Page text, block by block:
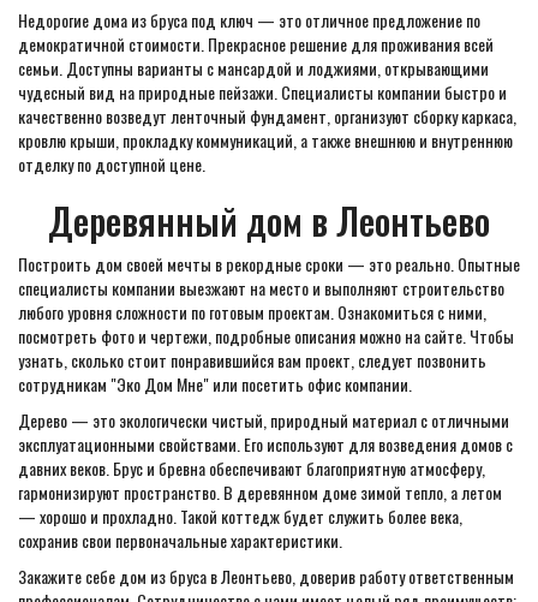
Недорогие дома из бруса под ключ — это отличное предложение по
демократичной стоимости. Прекрасное решение для проживания всей
семьи. Доступны варианты с мансардой и лоджиями, открывающими
чудесный вид на природные пейзажи. Специалисты компании быстро и
качественно возведут ленточный фундамент, организуют сборку каркаса,
кровлю крыши, прокладку коммуникаций, а также внешнюю и внутреннюю
отделку по доступной цене.
Деревянный дом в Леонтьево
Построить дом своей мечты в рекордные сроки — это реально. Опытные
специалисты компании выезжают на место и выполняют строительство
любого уровня сложности по готовым проектам. Ознакомиться с ними,
посмотреть фото и чертежи, подробные описания можно на сайте. Чтобы
узнать, сколько стоит понравившийся вам проект, следует позвонить
сотрудникам "Эко Дом Мне" или посетить офис компании.
Дерево — это экологически чистый, природный материал с отличными
эксплуатационными свойствами. Его используют для возведения домов с
давних веков. Брус и бревна обеспечивают благоприятную атмосферу,
гармонизируют пространство. В деревянном доме зимой тепло, а летом
— хорошо и прохладно. Такой коттедж будет служить более века,
сохранив свои первоначальные характеристики.
Закажите себе дом из бруса в Леонтьево, доверив работу ответственным